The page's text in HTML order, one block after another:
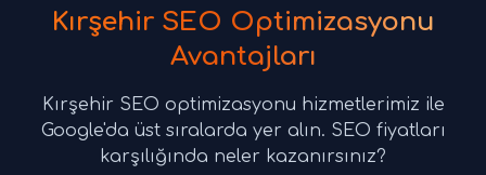
Kırşehir SEO Optimizasyonu
Avantajları
Kırşehir SEO optimizasyonu hizmetlerimiz ile
Google'da üst sıralarda yer alın. SEO fiyatları
karşılığında neler kazanırsınız?